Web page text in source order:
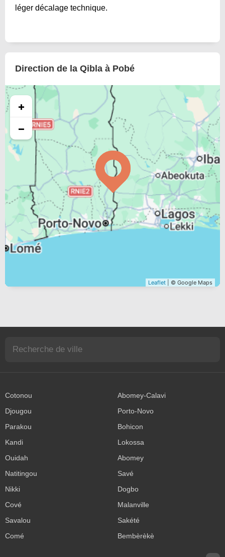
léger décalage technique.
Direction de la Qibla à Pobé
+
−
Leaflet | © Google Maps
Cotonou
Abomey-Calavi
Djougou
Porto-Novo
Parakou
Bohicon
Kandi
Lokossa
Ouidah
Abomey
Natitingou
Savé
Nikki
Dogbo
Cové
Malanville
Savalou
Sakété
Comé
Bembèrèkè